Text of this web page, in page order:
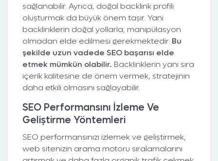
sağlanabilir. Ayrıca, doğal backlink profili
oluşturmak da büyük önem taşır. Yani
backlinklerin doğal yollarla, manipülasyon
olmadan elde edilmesi gerekmektedir. Bu
şekilde uzun vadede SEO başarısı elde
etmek mümkün olabilir. Backlinklerin yanı sıra
içerik kalitesine de önem vermek, stratejinin
daha etkili olmasını sağlayabilir.
SEO Performansını İzleme Ve
Geliştirme Yöntemleri
SEO performansınızı izlemek ve geliştirmek,
web sitenizin arama motoru sıralamalarını